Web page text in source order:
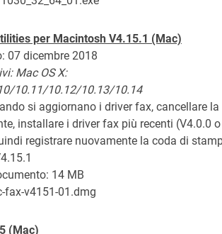
per Macintosh V4.15.1 (Mac)
07 dicembre 2018
Mac OS X:
10.11/10.12/10.13/10.14
si aggiornano i driver fax, cancellare
installare i driver fax più recenti (V4.0.0 o
registrare nuovamente la coda di
14 MB
fax-v4151-01.dmg
(Mac)